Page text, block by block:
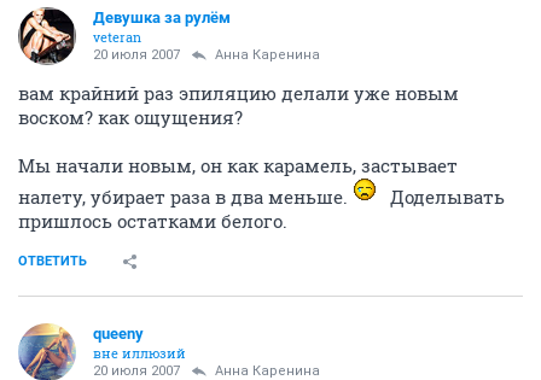
Девушка за рулём
veteran
20 июля 2007 Анна Каренина
вам крайний раз эпиляцию делали уже новым
воском? как ощущения?
Мы начали новым, он как карамель, застывает
налету, убирает раза в два меньше.
Доделывать
пришлось остатками белого.
ОТВЕТИТЬ
queeny
вне иллюзий
20 июля 2007 Анна Каренина